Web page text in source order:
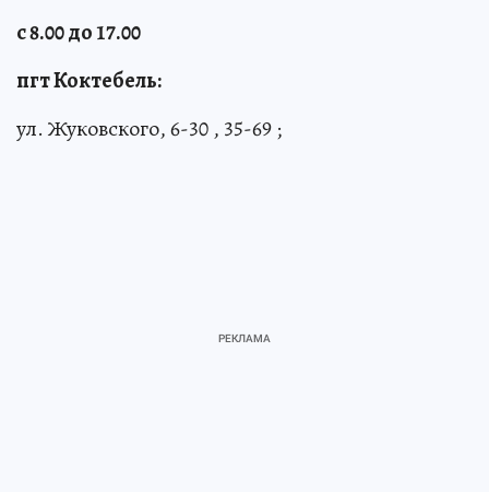
с 8.00 до 17.00
пгт Коктебель:
ул. Жуковского, 6-30 , 35-69 ;